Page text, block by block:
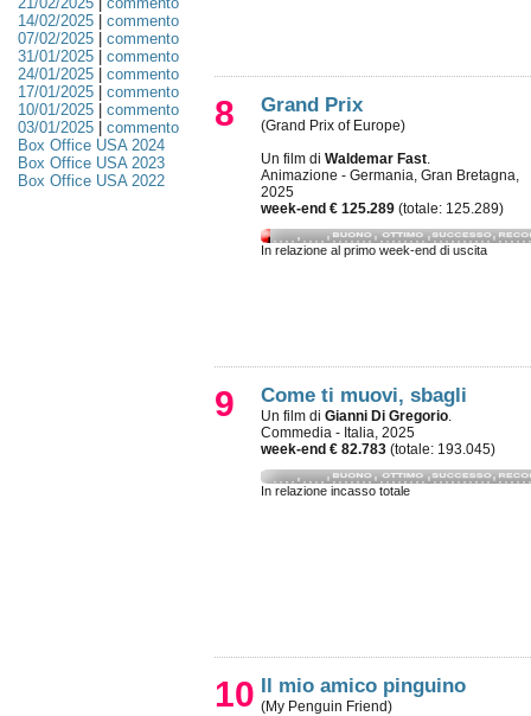
14/02/2025| commento
07/02/2025| commento
31/01/2025| commento
24/01/2025| commento
17/01/2025| commento
10/01/2025| commento
03/01/2025| commento
Box Office USA 2024
Box Office USA 2023
Box Office USA 2022
8 Grand Prix
(Grand Prix of Europe)
Un film diWaldemar Fast.
Animazione - Germania, Gran Bretagna,
2025
week-end € 125.289 (totale: 125.289)
In relazione al primo week-end di uscita
9 Come ti muovi, sbagli
Un film diGianni Di Gregorio.
Commedia - Italia, 2025
week-end € 82.783 (totale: 193.045)
In relazione incasso totale
10 Il mio amico pinguino
(My Penguin Friend)